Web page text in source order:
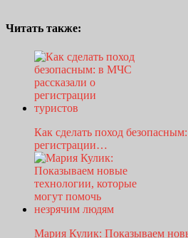
Читать также:
Как сделать поход
регистрации…
Мария Кулик: Показываем